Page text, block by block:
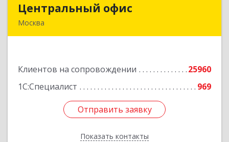
Центральный офис
Москва
Клиентов на сопровождении
25960
1С:Специалист
969
Отправить заявку
Показать контакты
Центральный офис
Отправить заявку
Назад